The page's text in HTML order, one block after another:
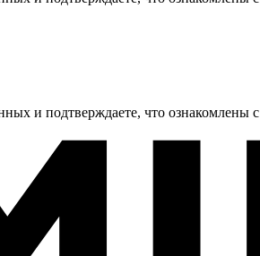
и подтверждаете, что ознакомлены с